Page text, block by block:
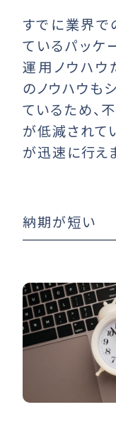
すでに業界
ているパッケ
運用ノウハ
のノウハウも
ているため、
が低減されて
が迅速に行え
納期が短い